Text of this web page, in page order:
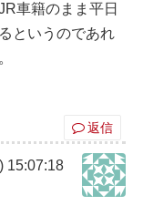
車籍のまま平日
というのであれ
返信
15:07:18